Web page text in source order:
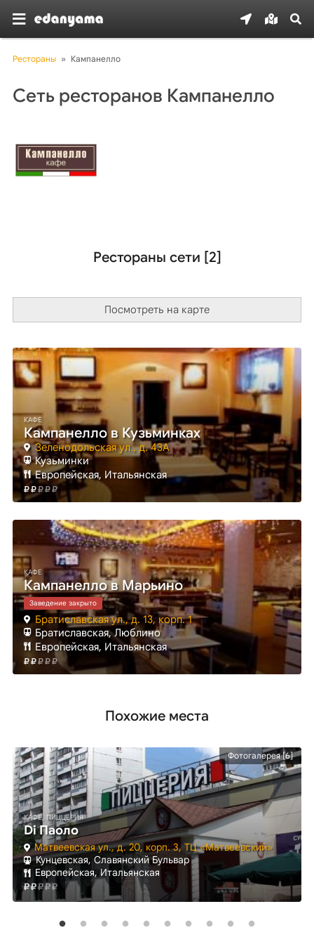
Рестораны » Кампанелло
Сеть ресторанов Кампанелло
Рестораны сети [2]
Посмотреть на карте
КАФЕ
Кампанелло в Кузьминках
Зеленодольская ул., д. 43А
Кузьминки
Европейская, Итальянская
КАФЕ
Кампанелло в Марьино
Заведение закрыто
Братиславская ул., д. 13, корп. 1
Братиславская, Люблино
Европейская, Итальянская
Похожие места
Фотогалерея [6]
КАФЕ, ПИЦЦЕРИЯ
Di Паоло
Матвеевская ул., д. 20, корп. 3, ТЦ «Матвеевский»
Кунцевская, Славянский Бульвар
Европейская, Итальянская